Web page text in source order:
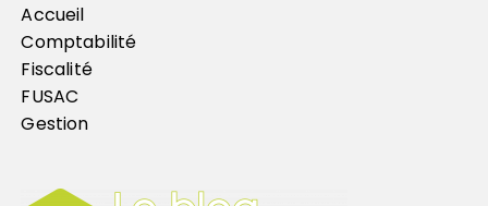
Accueil
Comptabilité
Fiscalité
FUSAC
Gestion